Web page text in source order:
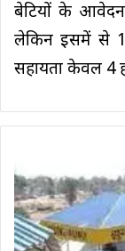
बेटियों के
लेकिन इसमें से
सहायता केवल 4